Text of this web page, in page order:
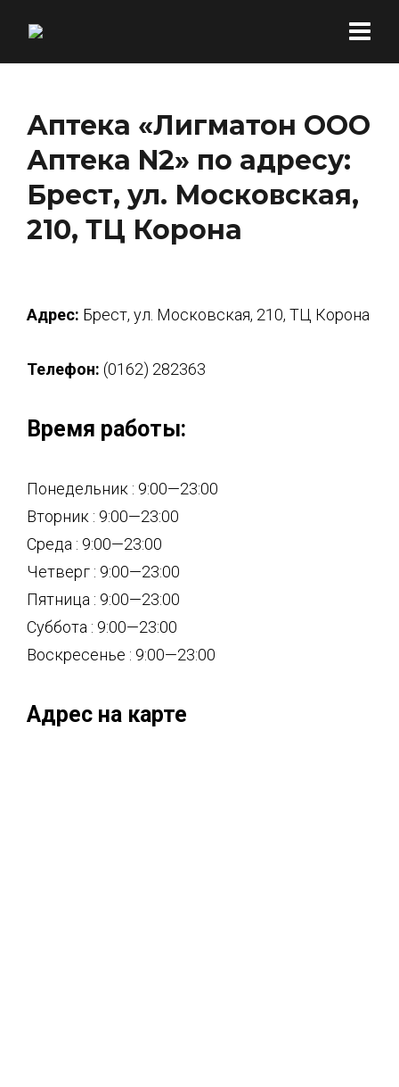
Аптека «Лигматон ООО
Аптека N2» по адресу:
Брест, ул. Московская,
210, ТЦ Корона
Адрес: Брест, ул. Московская, 210, ТЦ Корона
Телефон: (0162) 282363
Время работы:
Понедельник : 9:00—23:00
Вторник : 9:00—23:00
Среда : 9:00—23:00
Четверг : 9:00—23:00
Пятница : 9:00—23:00
Суббота : 9:00—23:00
Воскресенье : 9:00—23:00
Адрес на карте